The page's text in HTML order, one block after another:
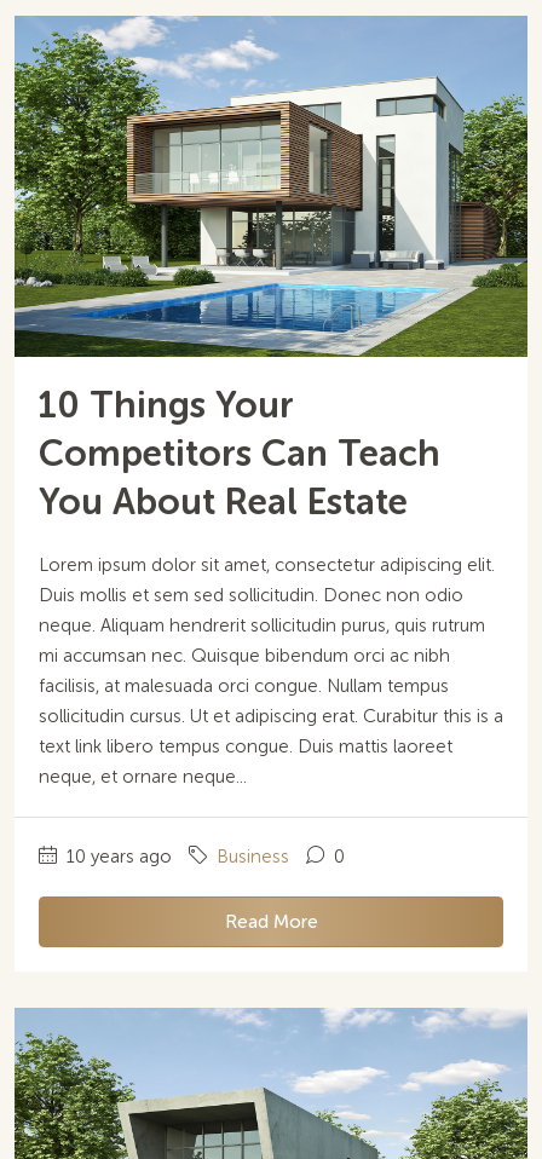
10 Things Your
Competitors Can Teach
You About Real Estate
Lorem ipsum dolor sit amet, consectetur adipiscing elit.
Duis mollis et sem sed sollicitudin. Donec non odio
neque. Aliquam hendrerit sollicitudin purus, quis rutrum
mi accumsan nec. Quisque bibendum orci ac nibh
facilisis, at malesuada orci congue. Nullam tempus
sollicitudin cursus. Ut et adipiscing erat. Curabitur this is a
text link libero tempus congue. Duis mattis laoreet
neque, et ornare neque...
10 years ago Business 0
Read More